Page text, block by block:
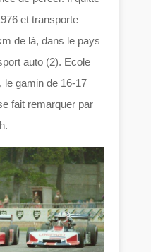
et transporte
de là, dans le pays
auto (2). Ecole
le gamin de 16-17
fait remarquer par